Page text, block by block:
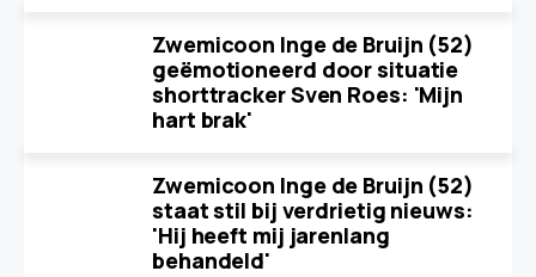
Zwemicoon Inge de Bruijn (52)
geëmotioneerd door situatie
shorttracker Sven Roes: 'Mijn
hart brak'
Zwemicoon Inge de Bruijn (52)
staat stil bij verdrietig nieuws:
'Hij heeft mij jarenlang
behandeld'